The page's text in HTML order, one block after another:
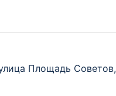
Площадь Советов,